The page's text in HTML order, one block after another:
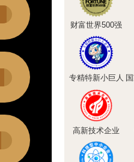
财富世界500强
专精特新小巨人
高新技术企业